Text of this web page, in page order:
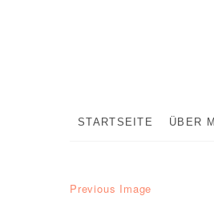
STARTSEITE ÜBER
Previous Image